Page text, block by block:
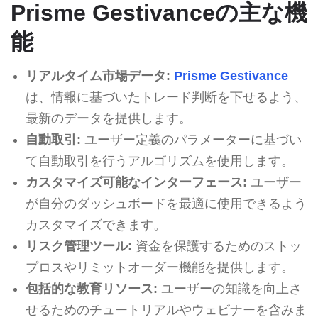
Prisme Gestivanceの主な機
能
リアルタイム市場データ: Prisme Gestivance
は、情報に基づいたトレード判断を下せるよう、
最新のデータを提供します。
自動取引: ユーザー定義のパラメーターに基づい
て自動取引を行うアルゴリズムを使用します。
カスタマイズ可能なインターフェース: ユーザー
が自分のダッシュボードを最適に使用できるよう
カスタマイズできます。
リスク管理ツール: 資金を保護するためのストッ
プロスやリミットオーダー機能を提供します。
包括的な教育リソース: ユーザーの知識を向上さ
せるためのチュートリアルやウェビナーを含みま